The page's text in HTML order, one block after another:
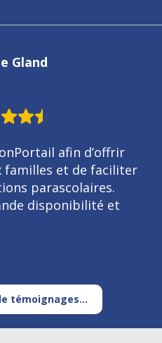
Gland
afin d’offrir
familles et de faciliter
parascolaires.
disponibilité et
témoignages...